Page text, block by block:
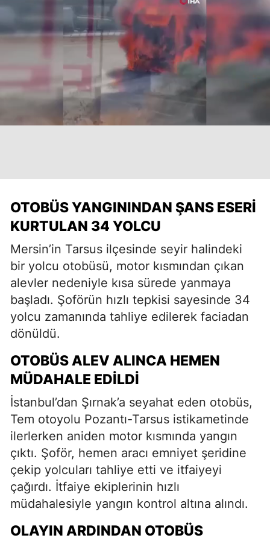
OTOBÜS YANGININDAN ŞANS ESERI
KURTULAN 34 YOLCU
Mersin’in Tarsus ilçesinde seyir halindeki
bir yolcu otobüsü, motor kısmından çıkan
alevler nedeniyle kısa sürede yanmaya
başladı. Şoförün hızlı tepkisi sayesinde 34
yolcu zamanında tahliye edilerek faciadan
dönüldü.
OTOBÜS ALEV ALINCA HEMEN
MÜDAHALE EDILDI
İstanbul’dan Şırnak’a seyahat eden otobüs,
Tem otoyolu Pozantı-Tarsus istikametinde
ilerlerken aniden motor kısmında yangın
çıktı. Şoför, hemen aracı emniyet şeridine
çekip yolcuları tahliye etti ve itfaiyeyi
çağırdı. İtfaiye ekiplerinin hızlı
müdahalesiyle yangın kontrol altına alındı.
OLAYIN ARDINDAN OTOBÜS